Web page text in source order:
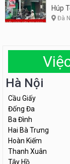
Húp
Đà
Hà Nội
Cầu Giấy
Đống Đa
Ba Đình
Hai Bà Trưng
Hoàn Kiếm
Thanh Xuân
Tây Hồ